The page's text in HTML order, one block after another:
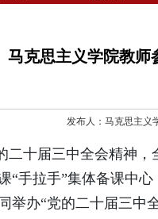
马克思主义学院教师
发布人：马克思主义
二十届三中全会精神
“手拉手”集体备课中
举办“党的二十届三中